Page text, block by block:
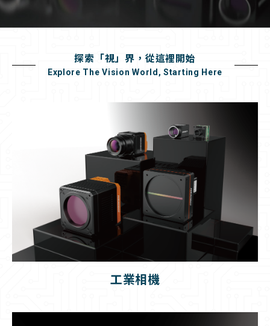
探索「視」界，從這裡開始
Explore The Vision World, Starting Here
工業相機